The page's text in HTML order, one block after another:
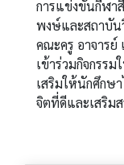
การแข่งขันกีฬา
พงษ์และสถาบัน
คณะครู อาจารย์
เข้าร่วมกิจกรรม
เสริมให้นักศึกษ
จิตที่ดีและเสริม